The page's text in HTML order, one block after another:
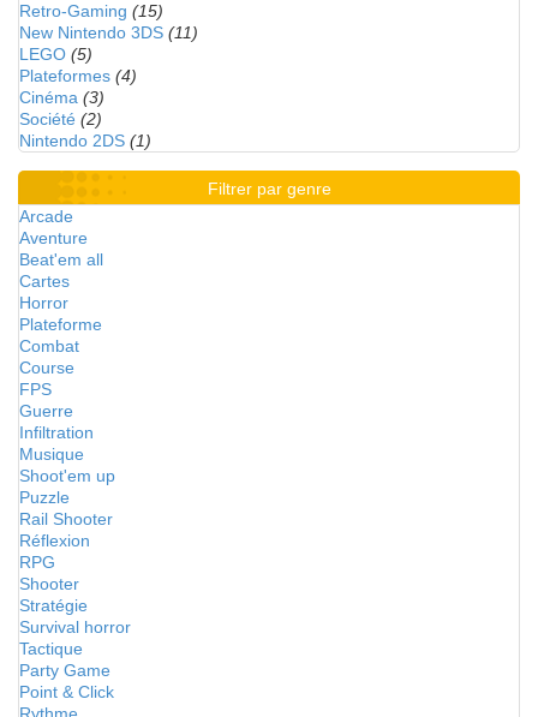
Retro-Gaming (15)
New Nintendo 3DS (11)
LEGO (5)
Plateformes (4)
Cinéma (3)
Société (2)
Nintendo 2DS (1)
Filtrer par genre
Arcade
Aventure
Beat'em all
Cartes
Horror
Plateforme
Combat
Course
FPS
Guerre
Infiltration
Musique
Shoot'em up
Puzzle
Rail Shooter
Réflexion
RPG
Shooter
Stratégie
Survival horror
Tactique
Party Game
Point & Click